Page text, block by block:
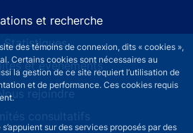
des témoins de connexion, dits « cookies »,
Certains cookies sont nécessaires au
la gestion de ce site requiert l’utilisation de
et de performance. Ces cookies requis
sur des services proposés par des
et recherche
Statistiques
et événements
rejoindre
consultatifs